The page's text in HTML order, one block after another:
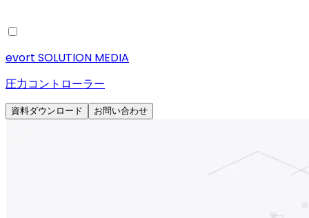
evort SOLUTION MEDIA
圧力コントローラー
資料ダウンロード お問い合わせ